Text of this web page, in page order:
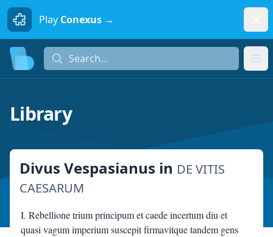
Play Conexus →
Search...
Library
Divus Vespasianus in DE VITIS
CAESARUM
I. Rebellione trium principum et caede incertum diu et
quasi vagum imperium suscepit firmavitque tandem gens